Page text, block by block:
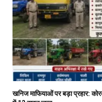
खनिज माफियाओं पर बड़ा प्रहार: